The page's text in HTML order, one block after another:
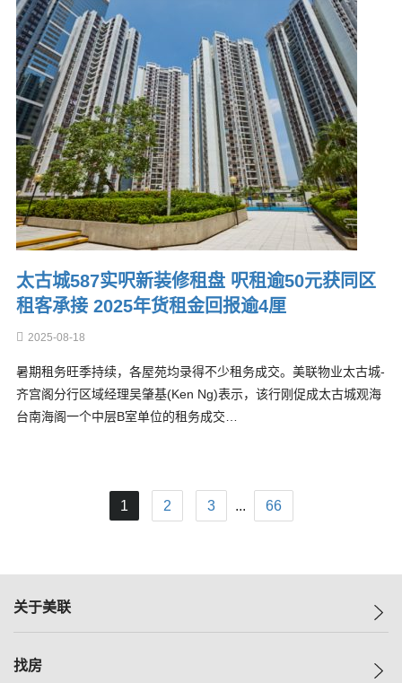
太古城587实呎新装修租盘 呎租逾50元获同区
租客承接 2025年货租金回报逾4厘
2025-08-18
暑期租务旺季持续，各屋苑均录得不少租务成交。美联物业太古城-
齐宫阁分行区域经理吴肇基(Ken Ng)表示，该行刚促成太古城观海
台南海阁一个中层B室单位的租务成交…
1 2 3 ... 66
关于美联
美联集团
找房